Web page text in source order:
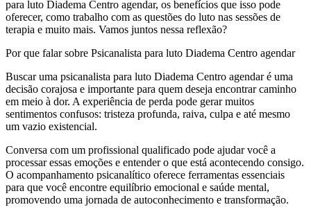
para luto Diadema Centro agendar, os benefícios que isso pode
oferecer, como trabalho com as questões do luto nas sessões de
terapia e muito mais. Vamos juntos nessa reflexão?
Por que falar sobre Psicanalista para luto Diadema Centro agendar
Buscar uma psicanalista para luto Diadema Centro agendar é uma
decisão corajosa e importante para quem deseja encontrar caminho
em meio à dor. A experiência de perda pode gerar muitos
sentimentos confusos: tristeza profunda, raiva, culpa e até mesmo
um vazio existencial.
Conversa com um profissional qualificado pode ajudar você a
processar essas emoções e entender o que está acontecendo consigo.
O acompanhamento psicanalítico oferece ferramentas essenciais
para que você encontre equilíbrio emocional e saúde mental,
promovendo uma jornada de autoconhecimento e transformação.